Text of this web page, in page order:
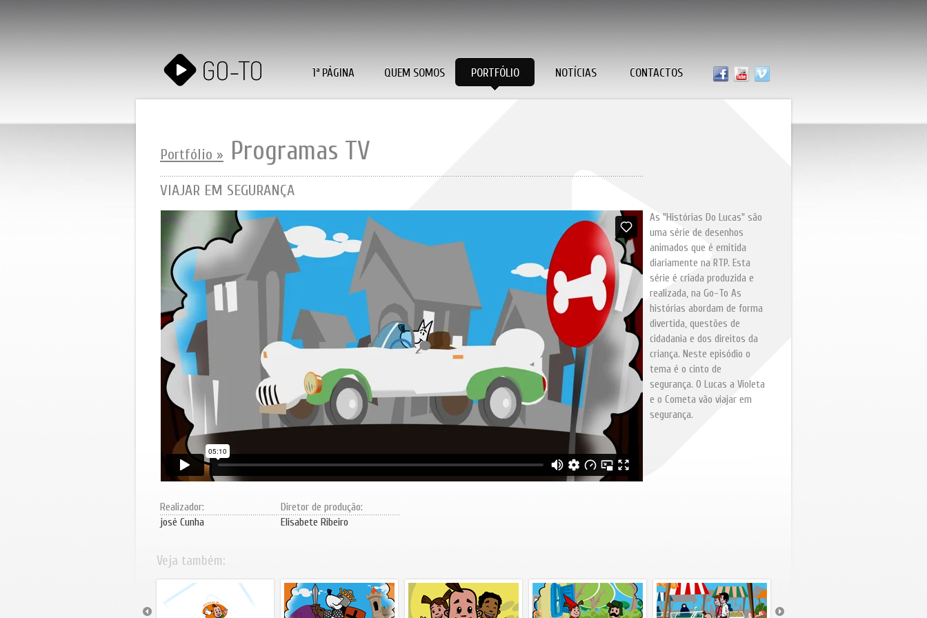
1ª PÁGINA QUEM SOMOS PORTFÓLIO NOTÍCIAS CONTACTOS
Portfólio » Programas TV
VIAJAR EM SEGURANÇA
As "Histórias Do Lucas" são
uma série de desenhos
animados que é emitida
diariamente na RTP. Esta
série é criada produzida e
realizada, na Go-To As
histórias abordam de forma
divertida, questões de
cidadania e dos direitos da
criança. Neste episódio o
tema é o cinto de
segurança. O Lucas a Violeta
e o Cometa vão viajar em
segurança.
Realizador:
josé Cunha
Diretor de produção:
Elisabete Ribeiro
Veja também: